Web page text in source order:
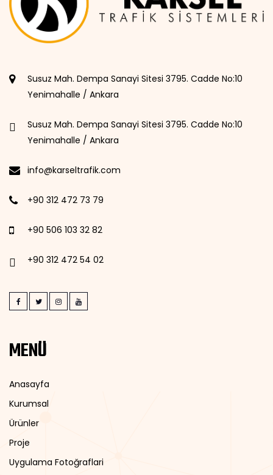
Susuz Mah. Dempa Sanayi Sitesi 3795. Cadde No:10
Yenimahalle / Ankara
Susuz Mah. Dempa Sanayi Sitesi 3795. Cadde No:10
Yenimahalle / Ankara
info@karseltrafik.com
+90 312 472 73 79
+90 506 103 32 82
+90 312 472 54 02
MENÜ
Anasayfa
Kurumsal
Ürünler
Proje
Uygulama Fotoğraflari